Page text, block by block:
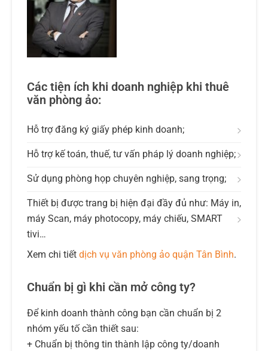
Các tiện ích khi doanh nghiệp khi thuê
văn phòng ảo:
Hỗ trợ đăng ký giấy phép kinh doanh;
Hỗ trợ kế toán, thuế, tư vấn pháp lý doanh nghiệp;
Sử dụng phòng họp chuyên nghiệp, sang trọng;
Thiết bị được trang bị hiện đại đầy đủ như: Máy in,
máy Scan, máy photocopy, máy chiếu, SMART
tivi…
Xem chi tiết dịch vụ văn phòng ảo quận Tân Bình.
Chuẩn bị gì khi cần mở công ty?
Để kinh doanh thành công bạn cần chuẩn bị 2
nhóm yếu tố cần thiết sau:
+ Chuẩn bị thông tin thành lập công ty/doanh